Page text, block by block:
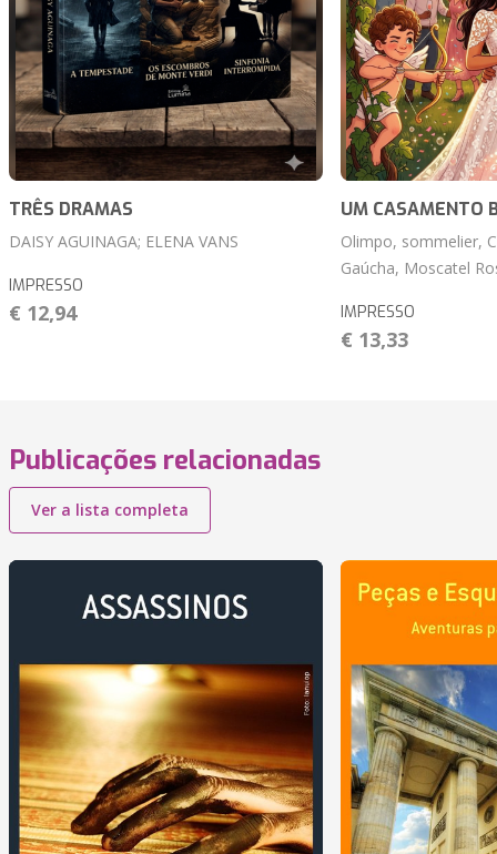
TRÊS DRAMAS
DAISY AGUINAGA; ELENA VANS
IMPRESSO
€ 12,94
UM CASAMENTO
Olimpo, sommelier,
Gaúcha, Moscatel
IMPRESSO
€ 13,33
Publicações relacionadas
Ver a lista completa